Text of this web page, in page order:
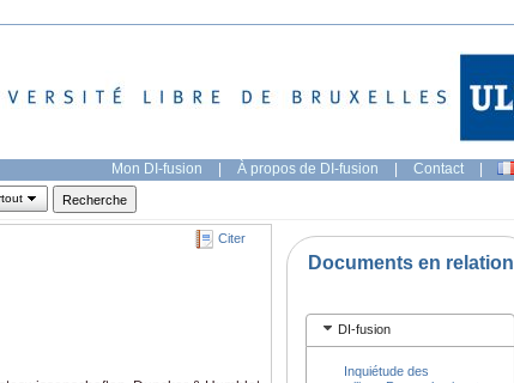
Mon DI-fusion | À propos de DI-fusion | Contact |
Citer
Documents en relation
DI-fusion
Inquiétude des